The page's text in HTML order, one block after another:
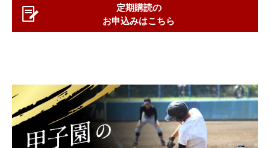
定期購読の
お申込みはこちら